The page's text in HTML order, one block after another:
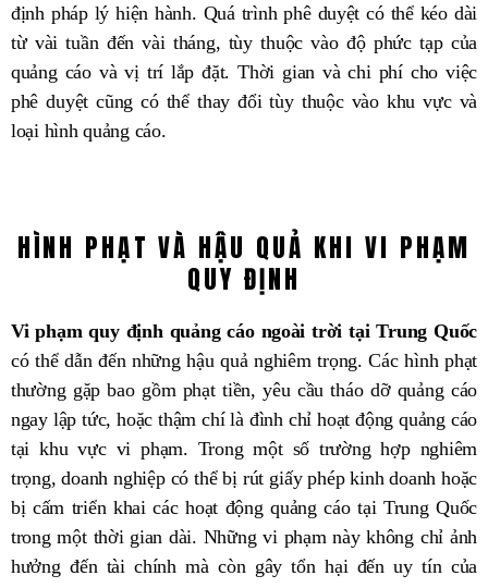
định pháp lý hiện hành. Quá trình phê duyệt có thể kéo dài
từ vài tuần đến vài tháng, tùy thuộc vào độ phức tạp của
quảng cáo và vị trí lắp đặt. Thời gian và chi phí cho việc
phê duyệt cũng có thể thay đổi tùy thuộc vào khu vực và
loại hình quảng cáo.
HÌNH PHẠT VÀ HẬU QUẢ KHI VI PHẠM
QUY ĐỊNH
Vi phạm quy định quảng cáo ngoài trời tại Trung Quốc
có thể dẫn đến những hậu quả nghiêm trọng. Các hình phạt
thường gặp bao gồm phạt tiền, yêu cầu tháo dỡ quảng cáo
ngay lập tức, hoặc thậm chí là đình chỉ hoạt động quảng cáo
tại khu vực vi phạm. Trong một số trường hợp nghiêm
trọng, doanh nghiệp có thể bị rút giấy phép kinh doanh hoặc
bị cấm triển khai các hoạt động quảng cáo tại Trung Quốc
trong một thời gian dài. Những vi phạm này không chỉ ảnh
hưởng đến tài chính mà còn gây tổn hại đến uy tín của